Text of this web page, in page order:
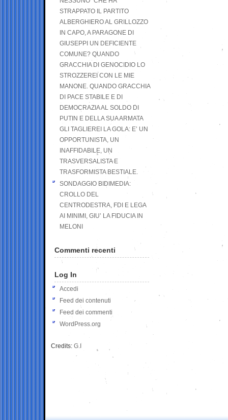
STRAPPATO IL PARTITO
ALBERGHIERO AL GRILLOZZO
IN CAPO, A PARAGONE DI
GIUSEPPI UN DEFICIENTE
COMUNE? QUANDO
GRACCHIA DI GENOCIDIO LO
STROZZEREI CON LE MIE
MANONE. QUANDO GRACCHIA
DI PACE STABILE E DI
DEMOCRAZIA AL SOLDO DI
PUTIN E DELLA SUA ARMATA
GLI TAGLIEREI LA GOLA: E’ UN
OPPORTUNISTA, UN
INAFFIDABILE, UN
TRASVERSALISTA E
TRASFORMISTA BESTIALE.
SONDAGGIO BIDIMEDIA:
CROLLO DEL
CENTRODESTRA, FDI E LEGA
AI MINIMI, GIU’ LA FIDUCIA IN
MELONI
Commenti recenti
Log In
Accedi
Feed dei contenuti
Feed dei commenti
WordPress.org
Credits: G.I